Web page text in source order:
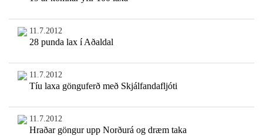
11.7.2012
28 punda lax í Aðaldal
11.7.2012
Tíu laxa gönguferð með Skjálfandafljóti
11.7.2012
Hraðar göngur upp Norðurá og dræm taka